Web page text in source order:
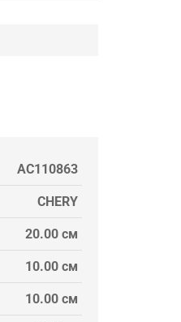
AC110863
CHERY
20.00 см
10.00 см
10.00 см